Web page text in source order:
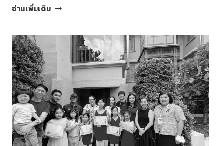
อ่านเพิ่มเติม🎊
ยินดี
CONGRATULATIONS
ON
YOUR
ACHIEVEMENT
🎊